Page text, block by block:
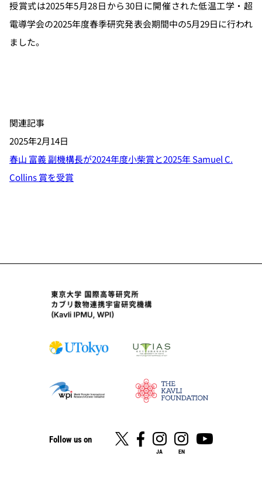
授賞式は2025年5月28日から30日に開催された低温工学・超
電導学会の2025年度春季研究発表会期間中の5月29日に行われ
ました。
関連記事
2025年2月14日
春山 富義 副機構長が2024年度小柴賞と2025年 Samuel C.
Collins 賞を受賞
Follow us on
JA EN